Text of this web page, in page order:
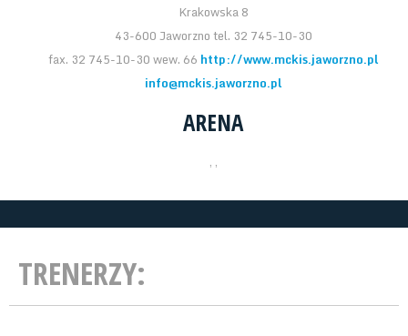
Krakowska 8
43-600 Jaworzno tel. 32 745-10-30
fax. 32 745-10-30 wew. 66 http://www.mckis.jaworzno.pl
info@mckis.jaworzno.pl
ARENA
, ,
TRENERZY: